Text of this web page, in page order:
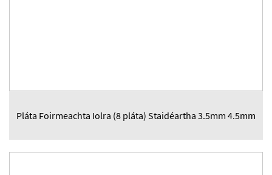
Pláta Foirmeachta Iolra (8 pláta) Staidéartha 3.5mm 4.5mm